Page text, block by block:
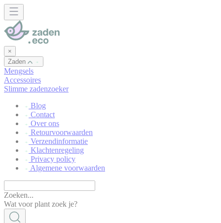
×
Zaden
Mengsels
Accessoires
Slimme zadenzoeker
Blog
Contact
Over ons
Retourvoorwaarden
Verzendinformatie
Klachtenregeling
Privacy policy
Algemene voorwaarden
Zoeken...
Wat voor plant zoek je?
Cookies beheer paneel